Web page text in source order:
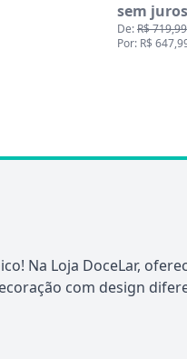
sem juros
De:R$ 719,99
Por: R$
Na Loja DoceLar,
com design